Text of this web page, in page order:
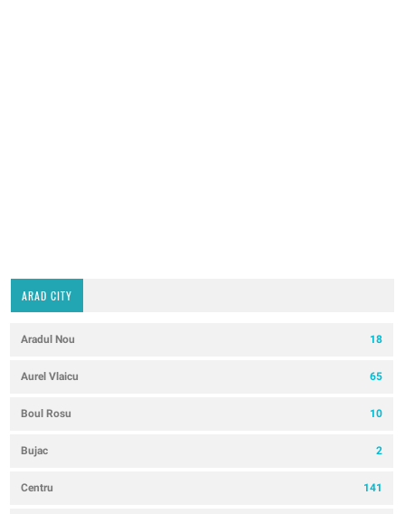
ARAD CITY
Aradul Nou 18
Aurel Vlaicu 65
Boul Rosu 10
Bujac 2
Centru 141